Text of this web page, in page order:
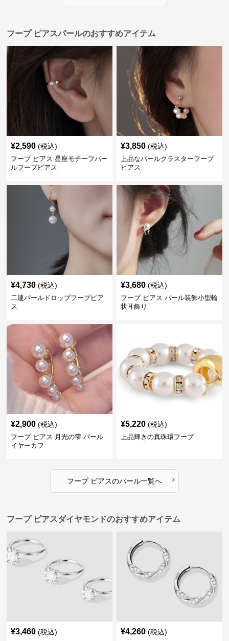
フープ ピアスパールのおすすめアイテム
¥2,590 (税込)
フープ ピアス 星座モチーフパー
ルフープピアス
¥3,850 (税込)
上品なパールクラスターフープ
ピアス
¥4,730 (税込)
二連パールドロップフープピア
ス
¥3,680 (税込)
フープ ピアス パール装飾小型輪
状耳飾り
¥2,900 (税込)
フープ ピアス 月光の雫 パール
イヤーカフ
¥5,220 (税込)
上品輝きの真珠環フープ
フープ ピアスのパール一覧へ ›
フープ ピアスダイヤモンドのおすすめアイテム
¥3,460 (税込) ¥4,260 (税込)